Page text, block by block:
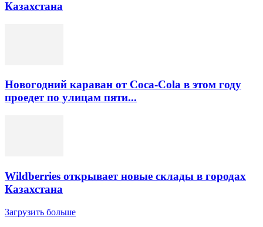
Казахстана
Новогодний караван от Coca-Cola в этом году
проедет по улицам пяти...
Wildberries открывает новые склады в городах
Казахстана
Загрузить больше